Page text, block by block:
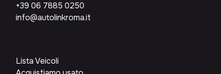
+39 06 7885 0250
info@autolinkroma.it
Lista Veicoli